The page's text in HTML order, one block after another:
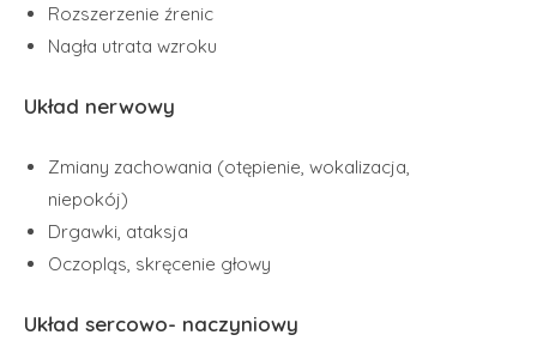
Rozszerzenie źrenic
Nagła utrata wzroku
Układ nerwowy
Zmiany zachowania (otępienie, wokalizacja,
niepokój)
Drgawki, ataksja
Oczopląs, skręcenie głowy
Układ sercowo- naczyniowy